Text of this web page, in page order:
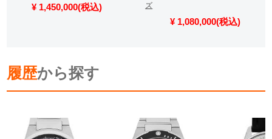
¥ 1,450,000(税込)
ズ
¥ 1,080,000(税込)
履歴から探す